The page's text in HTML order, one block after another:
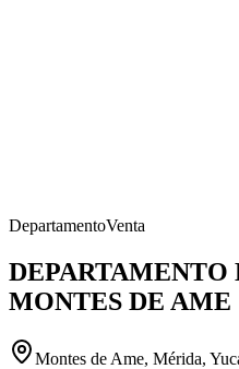
DepartamentoVenta
DEPARTAMENTO
MONTES DE AME
Montes de Ame, Mérida,